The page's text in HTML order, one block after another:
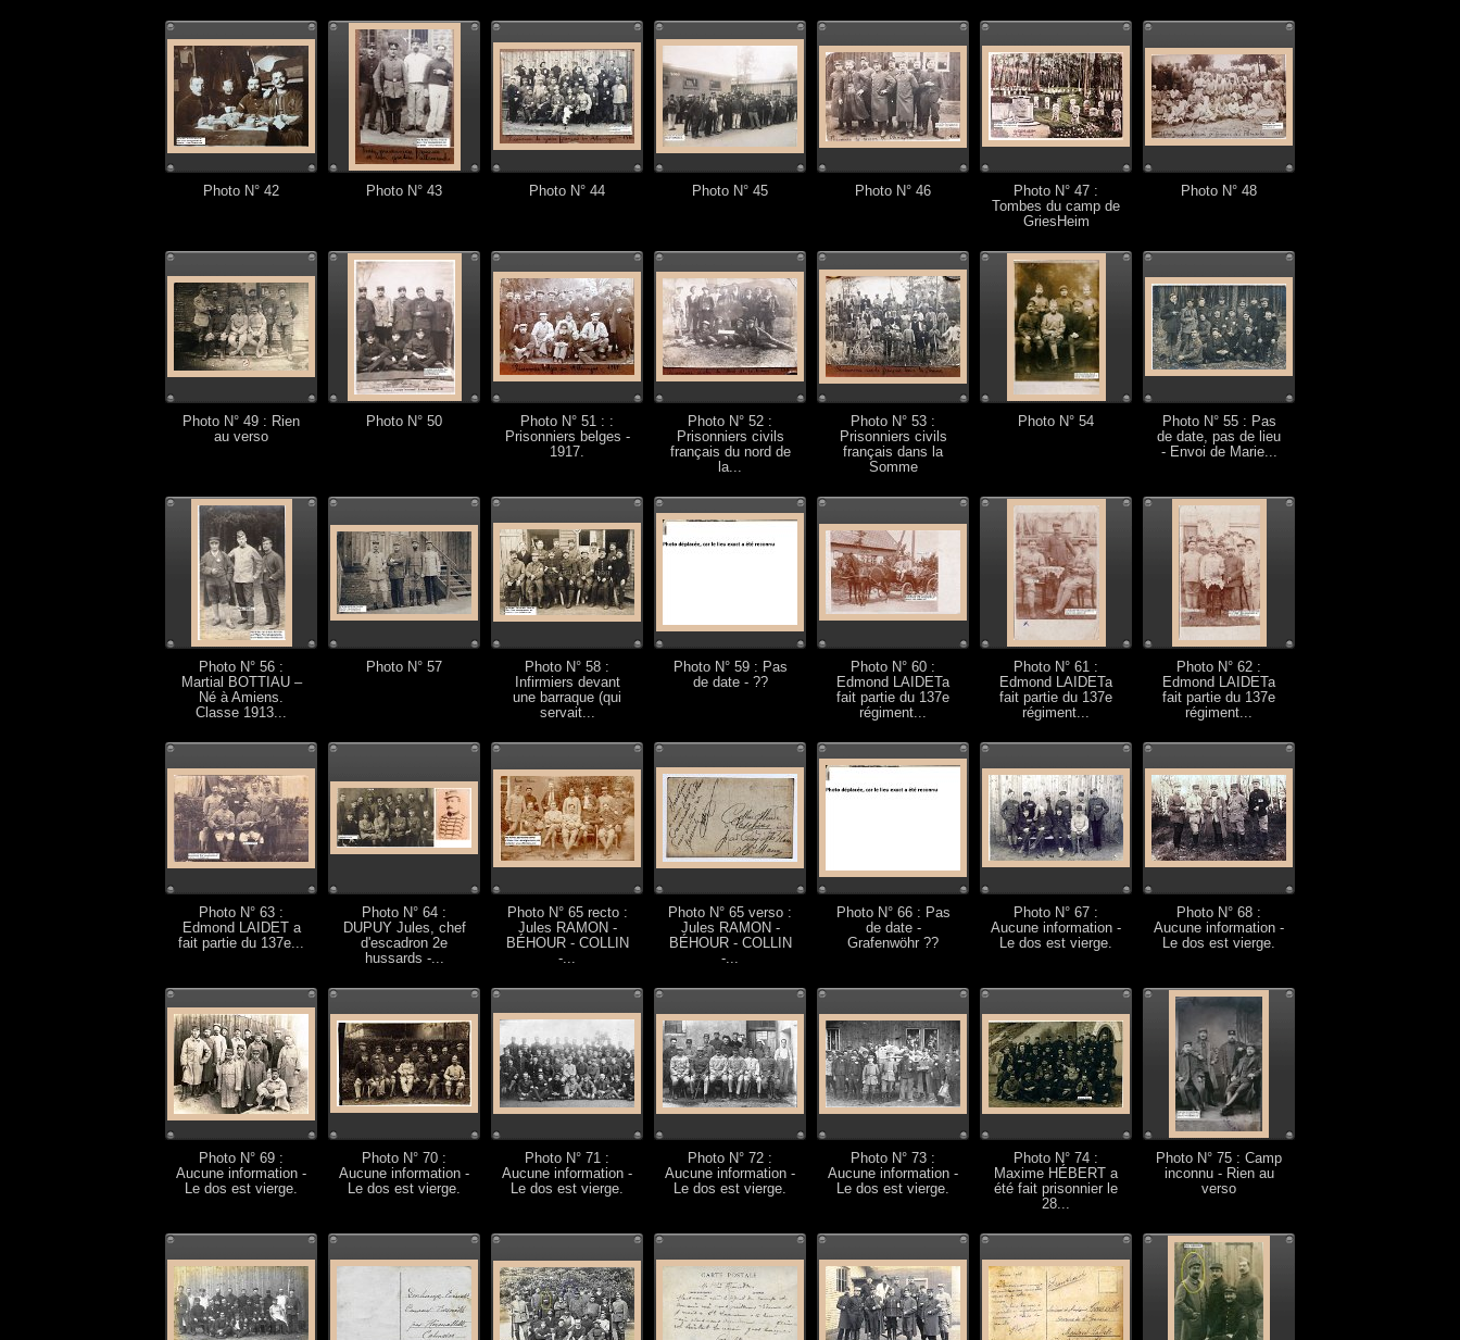
Photo N° 42 Photo N° 43 Photo N° 44 Photo N° 45 Photo N° 46
Photo N° 47 :
Tombes du camp de
GriesHeim
Photo N° 48
Photo N° 49 : Rien
au verso
Photo N° 50
Photo N° 51 : :
Prisonniers belges -
1917.
Photo N° 52 :
Prisonniers civils
français du nord de
la...
Photo N° 53 :
Prisonniers civils
français dans la
Somme
Photo N° 54
Photo N° 55 : Pas
de date, pas de lieu
- Envoi de Marie...
Photo N° 56 :
Martial BOTTIAU –
Né à Amiens.
Classe 1913...
Photo N° 57
Photo N° 58 :
Infirmiers devant
une barraque (qui
servait...
Photo N° 59 : Pas
de date - ??
Photo N° 60 :
Edmond LAIDETa
fait partie du 137e
régiment...
Photo N° 61 :
Edmond LAIDETa
fait partie du 137e
régiment...
Photo N° 62 :
Edmond LAIDETa
fait partie du 137e
régiment...
Photo N° 63 :
Edmond LAIDET a
fait partie du 137e...
Photo N° 64 :
DUPUY Jules, chef
d'escadron 2e
hussards -...
Photo N° 65 recto :
Jules RAMON -
BÉHOUR - COLLIN
-...
Photo N° 65 verso :
Jules RAMON -
BÉHOUR - COLLIN
-...
Photo N° 66 : Pas
de date -
Grafenwöhr ??
Photo N° 67 :
Aucune information -
Le dos est vierge.
Photo N° 68 :
Aucune information -
Le dos est vierge.
Photo N° 69 :
Aucune information -
Le dos est vierge.
Photo N° 70 :
Aucune information -
Le dos est vierge.
Photo N° 71 :
Aucune information -
Le dos est vierge.
Photo N° 72 :
Aucune information -
Le dos est vierge.
Photo N° 73 :
Aucune information -
Le dos est vierge.
Photo N° 74 :
Maxime HÉBERT a
été fait prisonnier le
28...
Photo N° 75 : Camp
inconnu - Rien au
verso